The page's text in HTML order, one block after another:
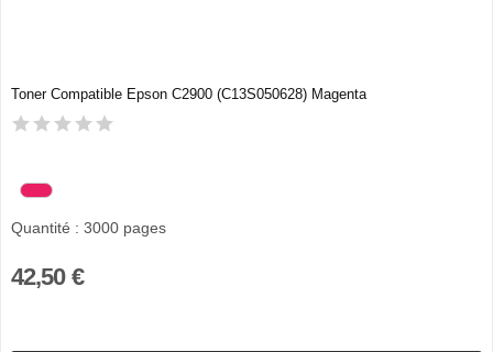
Toner Compatible Epson C2900 (C13S050628) Magenta
Quantité : 3000 pages
42,50 €